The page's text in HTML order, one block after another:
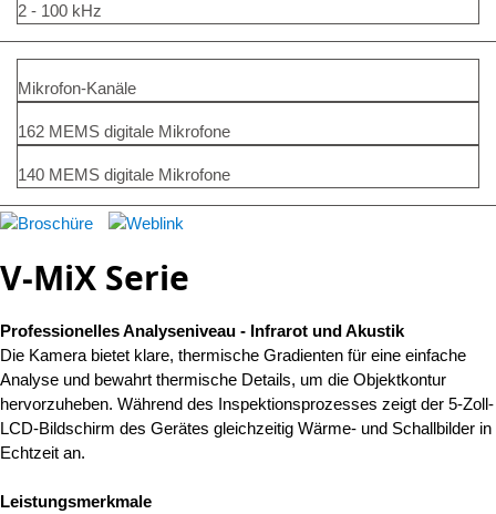
2 - 100 kHz
Mikrofon-Kanäle
162 MEMS digitale Mikrofone
140 MEMS digitale Mikrofone
V-MiX Serie
Professionelles Analyseniveau - Infrarot und Akustik
Die Kamera bietet klare, thermische Gradienten für eine einfache
Analyse und bewahrt thermische Details, um die Objektkontur
hervorzuheben. Während des Inspektionsprozesses zeigt der 5-Zoll-
LCD-Bildschirm des Gerätes gleichzeitig Wärme- und Schallbilder in
Echtzeit an.
Leistungsmerkmale